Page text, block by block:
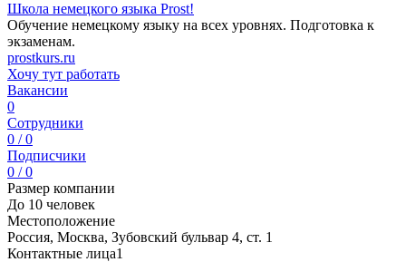
Школа немецкого языка Prost!
Обучение немецкому языку на всех уровнях. Подготовка к
экзаменам.
prostkurs.ru
Хочу тут работать
Вакансии
0
Сотрудники
0 / 0
Подписчики
0 / 0
Размер компании
До 10 человек
Местоположение
Россия, Москва, Зубовский бульвар 4, ст. 1
Контактные лица1